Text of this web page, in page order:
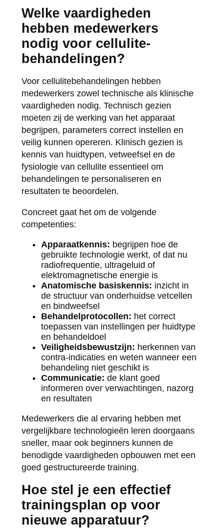
Welke vaardigheden
hebben medewerkers
nodig voor cellulite-
behandelingen?
Voor cellulitebehandelingen hebben
medewerkers zowel technische als klinische
vaardigheden nodig. Technisch gezien
moeten zij de werking van het apparaat
begrijpen, parameters correct instellen en
veilig kunnen opereren. Klinisch gezien is
kennis van huidtypen, vetweefsel en de
fysiologie van cellulite essentieel om
behandelingen te personaliseren en
resultaten te beoordelen.
Concreet gaat het om de volgende
competenties:
Apparaatkennis: begrijpen hoe de
gebruikte technologie werkt, of dat nu
radiofrequentie, ultrageluid of
elektromagnetische energie is
Anatomische basiskennis: inzicht in
de structuur van onderhuidse vetcellen
en bindweefsel
Behandelprotocollen: het correct
toepassen van instellingen per huidtype
en behandeldoel
Veiligheidsbewustzijn: herkennen van
contra-indicaties en weten wanneer een
behandeling niet geschikt is
Communicatie: de klant goed
informeren over verwachtingen, nazorg
en resultaten
Medewerkers die al ervaring hebben met
vergelijkbare technologieën leren doorgaans
sneller, maar ook beginners kunnen de
benodigde vaardigheden opbouwen met een
goed gestructureerde training.
Hoe stel je een effectief
trainingsplan op voor
nieuwe apparatuur?